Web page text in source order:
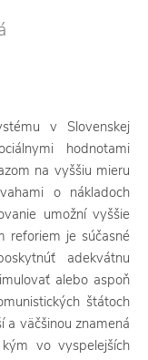
v Slovenskej
hodnotami
na vyššiu mieru
o nákladoch
umožní vyššie
reforiem je súčasné
adekvátnu
alebo aspoň
štátoch
a väčšinou znamená
vo vyspelejších